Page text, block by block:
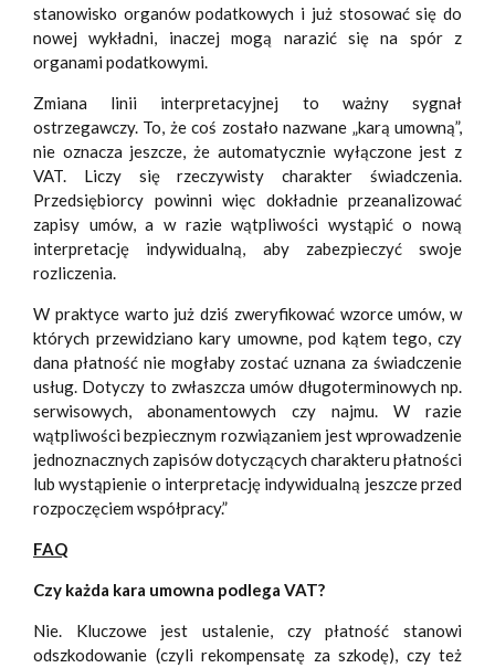
stanowisko organów podatkowych i już stosować się do
nowej wykładni, inaczej mogą narazić się na spór z
organami podatkowymi.
Zmiana linii interpretacyjnej to ważny sygnał
ostrzegawczy. To, że coś zostało nazwane „karą umowną”,
nie oznacza jeszcze, że automatycznie wyłączone jest z
VAT. Liczy się rzeczywisty charakter świadczenia.
Przedsiębiorcy powinni więc dokładnie przeanalizować
zapisy umów, a w razie wątpliwości wystąpić o nową
interpretację indywidualną, aby zabezpieczyć swoje
rozliczenia.
W praktyce warto już dziś zweryfikować wzorce umów, w
których przewidziano kary umowne, pod kątem tego, czy
dana płatność nie mogłaby zostać uznana za świadczenie
usług. Dotyczy to zwłaszcza umów długoterminowych np.
serwisowych, abonamentowych czy najmu. W razie
wątpliwości bezpiecznym rozwiązaniem jest wprowadzenie
jednoznacznych zapisów dotyczących charakteru płatności
lub wystąpienie o interpretację indywidualną jeszcze przed
rozpoczęciem współpracy.”
FAQ
Czy każda kara umowna podlega VAT?
Nie. Kluczowe jest ustalenie, czy płatność stanowi
odszkodowanie (czyli rekompensatę za szkodę), czy też